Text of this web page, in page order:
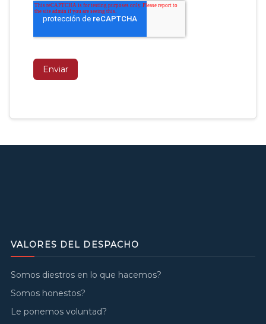
VALORES DEL DESPACHO
Somos diestros en lo que hacemos?
Somos honestos?
Le ponemos voluntad?